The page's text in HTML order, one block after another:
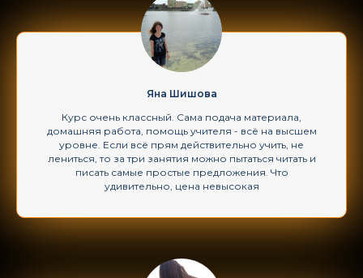
Яна Шишова
Курс очень классный. Сама подача материала,
домашняя работа, помощь учителя - всё на высшем
уровне. Если всё прям действительно учить, не
лениться, то за три занятия можно пытаться читать и
писать самые простые предложения. Что
удивительно, цена невысокая